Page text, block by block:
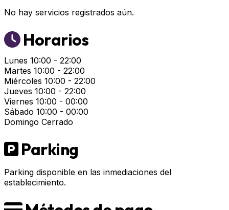
No hay servicios registrados aún.
Horarios
Lunes 10:00 - 22:00
Martes 10:00 - 22:00
Miércoles 10:00 - 22:00
Jueves 10:00 - 22:00
Viernes 10:00 - 00:00
Sábado 10:00 - 00:00
Domingo Cerrado
Parking
Parking disponible en las inmediaciones del
establecimiento.